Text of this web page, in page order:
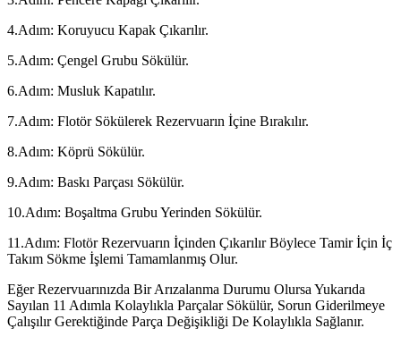
4.Adım: Koruyucu Kapak Çıkarılır.
5.Adım: Çengel Grubu Sökülür.
6.Adım: Musluk Kapatılır.
7.Adım: Flotör Sökülerek Rezervuarın İçine Bırakılır.
8.Adım: Köprü Sökülür.
9.Adım: Baskı Parçası Sökülür.
10.Adım: Boşaltma Grubu Yerinden Sökülür.
11.Adım: Flotör Rezervuarın İçinden Çıkarılır Böylece Tamir İçin İç
Takım Sökme İşlemi Tamamlanmış Olur.
Eğer Rezervuarınızda Bir Arızalanma Durumu Olursa Yukarıda
Sayılan 11 Adımla Kolaylıkla Parçalar Sökülür, Sorun Giderilmeye
Çalışılır Gerektiğinde Parça Değişikliği De Kolaylıkla Sağlanır.